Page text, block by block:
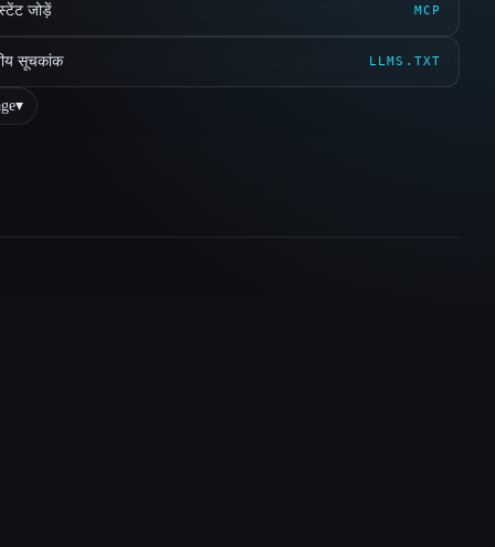
जोड़ें MCP
सूचकांक LLMS.TXT
▾